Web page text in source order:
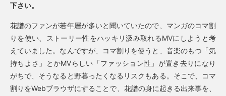
下さい。
花譜のファンが若年層が多いと聞いていたので、マンガのコマ割
りを使い、ストーリー性をハッキリ汲み取れるMVにしようと考
えていました。なんですが、コマ割りを使うと、音楽のもつ「気
持ちよさ」とかMVらしい「ファッション性」が置き去りになり
がちで、そうなると野暮ったくなるリスクもある。そこで、コマ
割りをWebブラウザにすることで、花譜の身に起きる出来事を、